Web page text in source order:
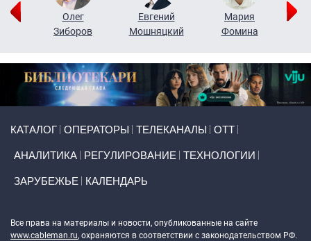
Олег
Зиборов
Евгений
Мошняцкий
Мария
Фомина
КАТАЛОГ ОПЕРАТОРЫ ТЕЛЕКАНАЛЫ ОТТ
АНАЛИТИКА РЕГУЛИРОВАНИЕ ТЕХНОЛОГИИ
ЗАРУБЕЖЬЕ КАЛЕНДАРЬ
Все права на материалы и новости, опубликованные на сайте
www.cableman.ru, охраняются в соответствии с законодательством РФ.